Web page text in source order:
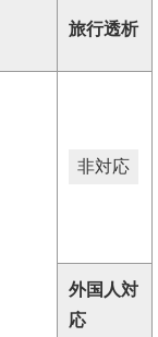
旅行透析
非対応
外国人対
応